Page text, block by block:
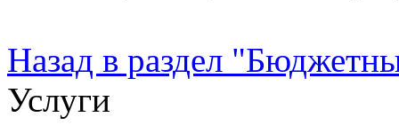
Назад в раздел
Услуги